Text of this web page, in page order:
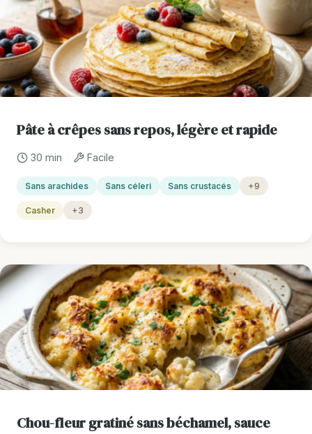
Pâte à crêpes sans repos, légère et rapide
30 min Facile
Sans arachides Sans céleri Sans crustacés +9
Casher +3
Chou-fleur gratiné sans béchamel, sauce